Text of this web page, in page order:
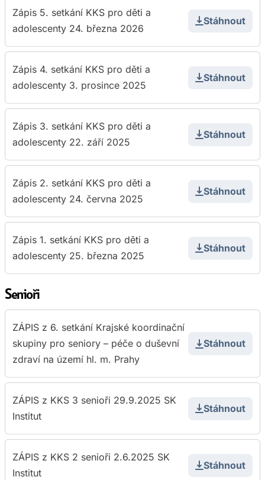
Zápis 5. setkání KKS pro děti a
adolescenty 24. března 2026
Stáhnout
Zápis 4. setkání KKS pro děti a
adolescenty 3. prosince 2025
Stáhnout
Zápis 3. setkání KKS pro děti a
adolescenty 22. září 2025
Stáhnout
Zápis 2. setkání KKS pro děti a
adolescenty 24. června 2025
Stáhnout
Zápis 1. setkání KKS pro děti a
adolescenty 25. března 2025
Stáhnout
Senioři
ZÁPIS z 6. setkání Krajské koordinační
skupiny pro seniory – péče o duševní
zdraví na území hl. m. Prahy
Stáhnout
ZÁPIS z KKS 3 senioři 29.9.2025 SK
Institut
Stáhnout
ZÁPIS z KKS 2 senioři 2.6.2025 SK
Institut
Stáhnout